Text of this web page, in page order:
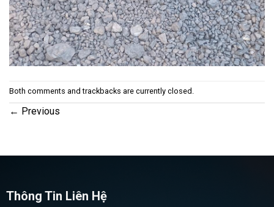
Both comments and trackbacks are currently closed.
← Previous
Thông Tin Liên Hệ